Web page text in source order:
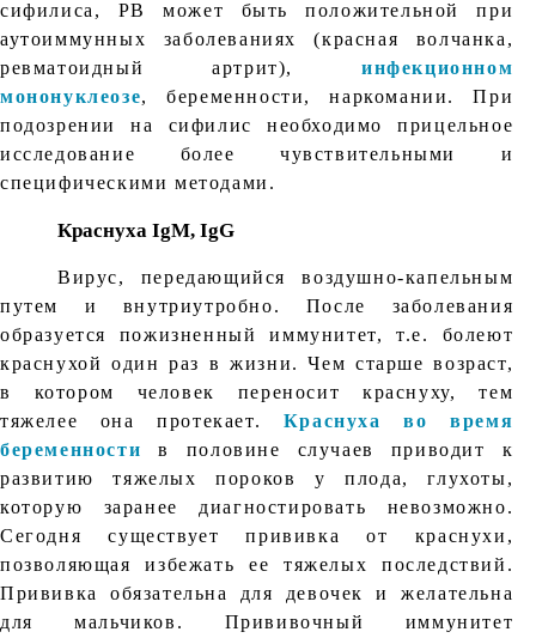
сифилиса, РВ может быть положительной при
аутоиммунных заболеваниях (красная волчанка,
ревматоидный артрит), инфекционном
мононуклеозе, беременности, наркомании. При
подозрении на сифилис необходимо прицельное
исследование более чувствительными и
специфическими методами.
Краснуха IgM, IgG
Вирус, передающийся воздушно-капельным
путем и внутриутробно. После заболевания
образуется пожизненный иммунитет, т.е. болеют
краснухой один раз в жизни. Чем старше возраст,
в котором человек переносит краснуху, тем
тяжелее она протекает. Краснуха во время
беременности в половине случаев приводит к
развитию тяжелых пороков у плода, глухоты,
которую заранее диагностировать невозможно.
Сегодня существует прививка от краснухи,
позволяющая избежать ее тяжелых последствий.
Прививка обязательна для девочек и желательна
для мальчиков. Прививочный иммунитет